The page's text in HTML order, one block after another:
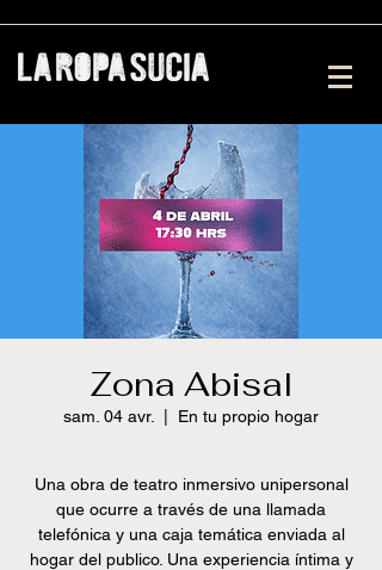
Zona Abisal
sam. 04 avr. En tu propio hogar
Una obra de teatro inmersivo unipersonal
que ocurre a través de una llamada
telefónica y una caja temática enviada al
hogar del publico. Una experiencia íntima y